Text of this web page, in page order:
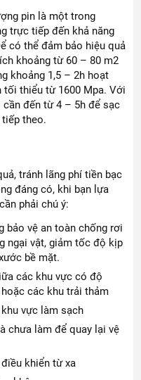
pin là một trong
trực tiếp đến khả năng
có thể đảm bảo hiệu quả
khoảng từ 60 – 80 m2
khoảng 1,5 – 2h hoạt
thiểu từ 1600 Mpa. Với
cần đến từ 4 – 5h để sạc
theo.
tránh lãng phí tiền bạc
đáng có, khi bạn lựa
cần phải chú ý:
bảo vệ an toàn chống rơi
ngại vật, giảm tốc độ kịp
bề mặt.
các khu vực có độ
các khu trải thảm
vực làm sạch
chưa làm để quay lại vệ
khiển từ xa